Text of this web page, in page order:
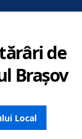
de
Brașov
Local